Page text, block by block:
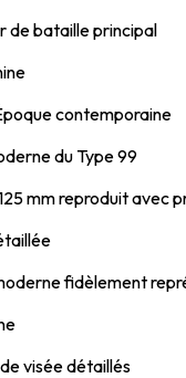
de bataille principal
contemporaine
du Type 99
mm reproduit avec
fidèlement
visée détaillés